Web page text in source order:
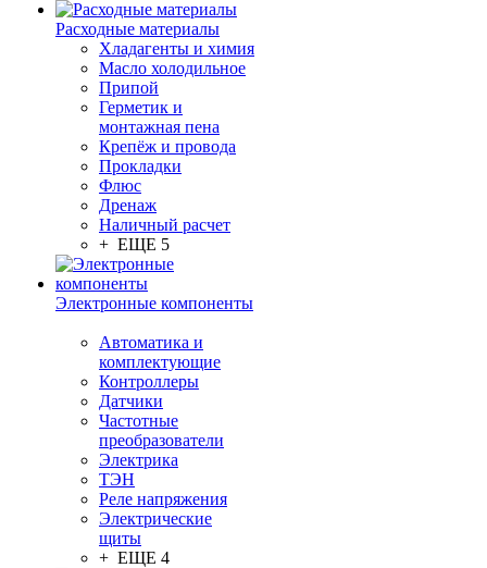
Расходные материалы
Хладагенты и химия
Масло холодильное
Припой
Герметик и
монтажная пена
Крепёж и провода
Прокладки
Флюс
Дренаж
Наличный расчет
+ ЕЩЕ 5
Электронные компоненты
Автоматика и
комплектующие
Контроллеры
Датчики
Частотные
преобразователи
Электрика
ТЭН
Реле напряжения
Электрические
щиты
+ ЕЩЕ 4